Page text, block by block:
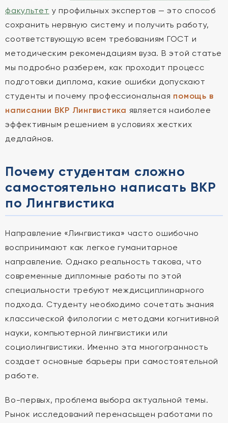
факультет у профильных экспертов — это способ
сохранить нервную систему и получить работу,
соответствующую всем требованиям ГОСТ и
методическим рекомендациям вуза. В этой статье
мы подробно разберем, как проходит процесс
подготовки диплома, какие ошибки допускают
студенты и почему профессиональная помощь в
написании ВКР Лингвистика является наиболее
эффективным решением в условиях жестких
дедлайнов.
Почему студентам сложно
самостоятельно написать ВКР
по Лингвистика
Направление «Лингвистика» часто ошибочно
воспринимают как легкое гуманитарное
направление. Однако реальность такова, что
современные дипломные работы по этой
специальности требуют междисциплинарного
подхода. Студенту необходимо сочетать знания
классической филологии с методами когнитивной
науки, компьютерной лингвистики или
социолингвистики. Именно эта многогранность
создает основные барьеры при самостоятельной
работе.
Во-первых, проблема выбора актуальной темы.
Рынок исследований перенасыщен работами по